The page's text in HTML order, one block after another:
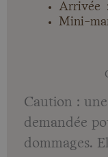
Arrivée
Mini-
Caution :
demandée
dommages.